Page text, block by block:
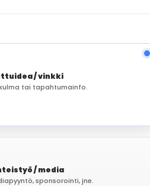
/ vinkki
tai tapahtumainfo.
/ media
sponsorointi, jne.